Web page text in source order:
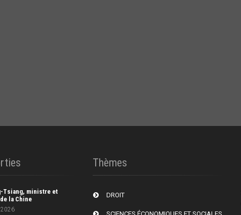
Tsiang, ministre et
la Chine
Thèmes
DROIT
SCIENCES ÉCONOMIQUES ET SOCIALES